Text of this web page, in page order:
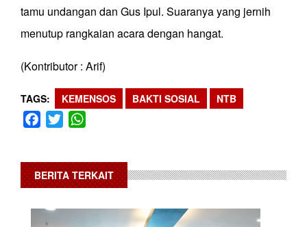
tamu undangan dan Gus Ipul. Suaranya yang jernih
menutup rangkaian acara dengan hangat.
(Kontributor : Arif)
TAGS KEMENSOS BAKTI SOSIAL NTB
Facebook
Twitter
BERITA TERKAIT